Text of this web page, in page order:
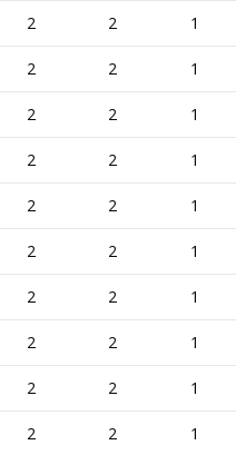
2 2 1
2 2 1
2 2 1
2 2 1
2 2 1
2 2 1
2 2 1
2 2 1
2 2 1
2 2 1